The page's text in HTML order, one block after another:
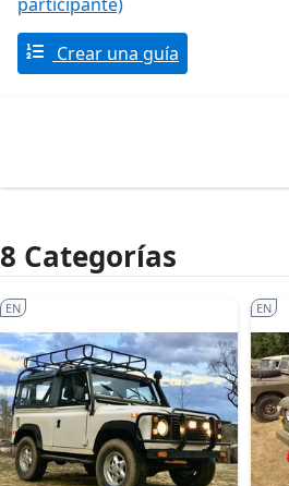
Crear una guía
8 Categorías
EN EN